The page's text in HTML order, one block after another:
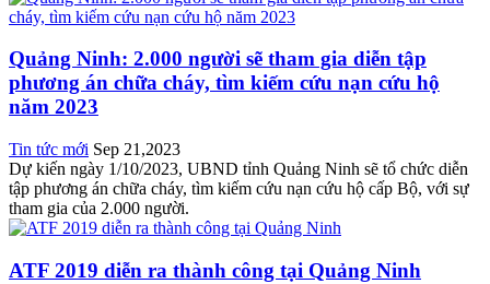
Quảng Ninh: 2.000 người sẽ tham gia diễn tập
phương án chữa cháy, tìm kiếm cứu nạn cứu hộ
năm 2023
Tin tức mới Sep 21,2023
Dự kiến ngày 1/10/2023, UBND tỉnh Quảng Ninh sẽ tổ chức diễn
tập phương án chữa cháy, tìm kiếm cứu nạn cứu hộ cấp Bộ, với sự
tham gia của 2.000 người.
ATF 2019 diễn ra thành công tại Quảng Ninh